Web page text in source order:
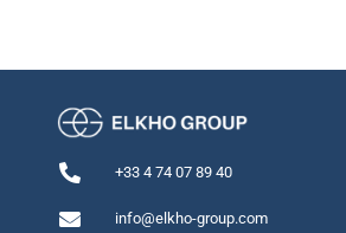
+33 4 74 07 89 40
info@elkho-group.com